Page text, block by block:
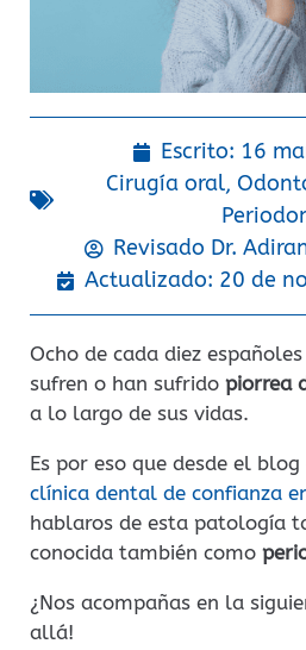
Escrito: 16
Cirugía oral,
Revisado Dr.
Actualizado: 20 de
Ocho de cada diez
sufren o han sufrido piorrea
a lo largo de sus vidas.
Es por eso que desde el
clínica dental de confianza
hablaros de esta patología
conocida también como
¿Nos acompañas en la
allá!